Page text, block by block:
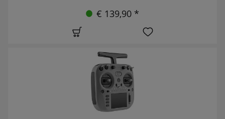
€ 139,90 *